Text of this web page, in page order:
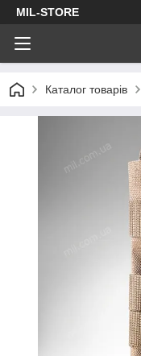
MIL-STORE
Каталог товарів